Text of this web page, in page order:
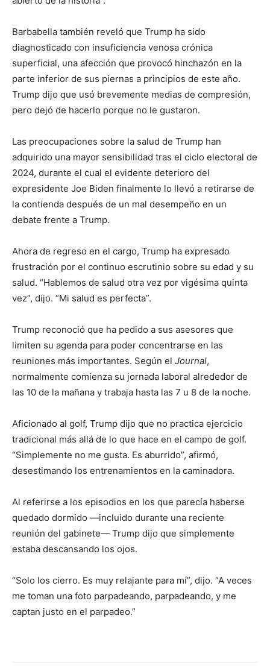
Barbabella también reveló que Trump ha sido
diagnosticado con insuficiencia venosa crónica
superficial, una afección que provocó hinchazón en la
parte inferior de sus piernas a principios de este año.
Trump dijo que usó brevemente medias de compresión,
pero dejó de hacerlo porque no le gustaron.
Las preocupaciones sobre la salud de Trump han
adquirido una mayor sensibilidad tras el ciclo electoral de
2024, durante el cual el evidente deterioro del
expresidente Joe Biden finalmente lo llevó a retirarse de
la contienda después de un mal desempeño en un
debate frente a Trump.
Ahora de regreso en el cargo, Trump ha expresado
frustración por el continuo escrutinio sobre su edad y su
salud. “Hablemos de salud otra vez por vigésima quinta
vez”, dijo. “Mi salud es perfecta”.
Trump reconoció que ha pedido a sus asesores que
limiten su agenda para poder concentrarse en las
reuniones más importantes. Según el Journal,
normalmente comienza su jornada laboral alrededor de
las 10 de la mañana y trabaja hasta las 7 u 8 de la noche.
Aficionado al golf, Trump dijo que no practica ejercicio
tradicional más allá de lo que hace en el campo de golf.
“Simplemente no me gusta. Es aburrido”, afirmó,
desestimando los entrenamientos en la caminadora.
Al referirse a los episodios en los que parecía haberse
quedado dormido —incluido durante una reciente
reunión del gabinete— Trump dijo que simplemente
estaba descansando los ojos.
“Solo los cierro. Es muy relajante para mí”, dijo. “A veces
me toman una foto parpadeando, parpadeando, y me
captan justo en el parpadeo.”